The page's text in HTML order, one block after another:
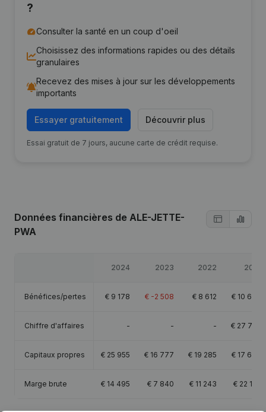
?
Consulter la santé en un coup d'oeil
Choisissez des informations rapides ou des détails
granulaires
Recevez des mises à jour sur les développements
importants
Essayer gratuitement Découvrir plus
Essai gratuit de 7 jours, aucune carte de crédit requise.
Données financières de ALE-JETTE-
PWA
2024 2023 2022 2021
Bénéfices/pertes € 9 178 € -2 508 € 8 612 € 10 673
Chiffre d'affaires - - - € 27 754
Capitaux propres € 25 955 € 16 777 € 19 285 € 17 673
Marge brute € 14 495 € 7 840 € 11 243 € 22 145